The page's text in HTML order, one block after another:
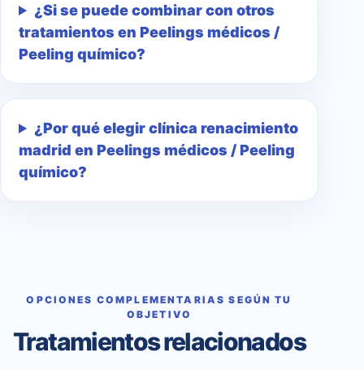
¿Si se puede combinar con otros
tratamientos en Peelings médicos /
Peeling químico?
¿Por qué elegir clínica renacimiento
madrid en Peelings médicos / Peeling
químico?
OPCIONES COMPLEMENTARIAS SEGÚN TU
OBJETIVO
Tratamientos relacionados